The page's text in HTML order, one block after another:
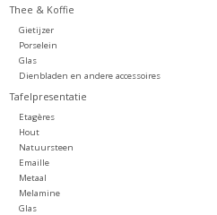
Thee & Koffie
Gietijzer
Porselein
Glas
Dienbladen en andere accessoires
Tafelpresentatie
Etagères
Hout
Natuursteen
Emaille
Metaal
Melamine
Glas